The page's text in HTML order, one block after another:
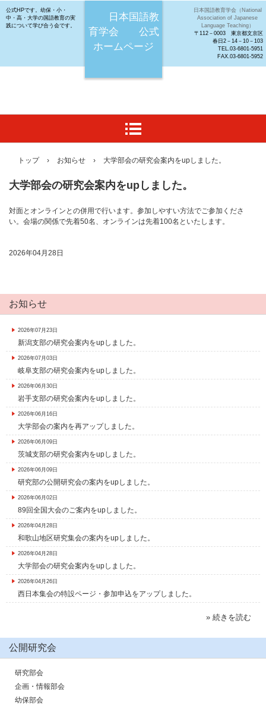
日本国語教
育学会 公式
ホームページ
公式HPです。幼保・小・
中・高・大学の国語教育の実
践について学び合う会です。
日本国語教育学会（National
Association of Japanese
Language Teaching）
〒112－0003 東京都文京区
春日2－14－10－103
TEL.03-6801-5951
FAX.03-6801-5952
トップ › お知らせ › 大学部会の研究会案内をupしました。
大学部会の研究会案内をupしました。
対面とオンラインとの併用で行います。参加しやすい方法でご参加くださ
い。会場の関係で先着50名、オンラインは先着100名といたします。
2026年04月28日
お知らせ
2026年07月23日
新潟支部の研究会案内をupしました。
2026年07月03日
岐阜支部の研究会案内をupしました。
2026年06月30日
岩手支部の研究会案内をupしました。
2026年06月16日
大学部会の案内を再アップしました。
2026年06月09日
茨城支部の研究会案内をupしました。
2026年06月09日
研究部の公開研究会の案内をupしました。
2026年06月02日
89回全国大会のご案内をupしました。
2026年04月28日
和歌山地区研究集会の案内をupしました。
2026年04月28日
大学部会の研究会案内をupしました。
2026年04月26日
西日本集会の特設ページ・参加申込をアップしました。
» 続きを読む
公開研究会
研究部会
企画・情報部会
幼保部会